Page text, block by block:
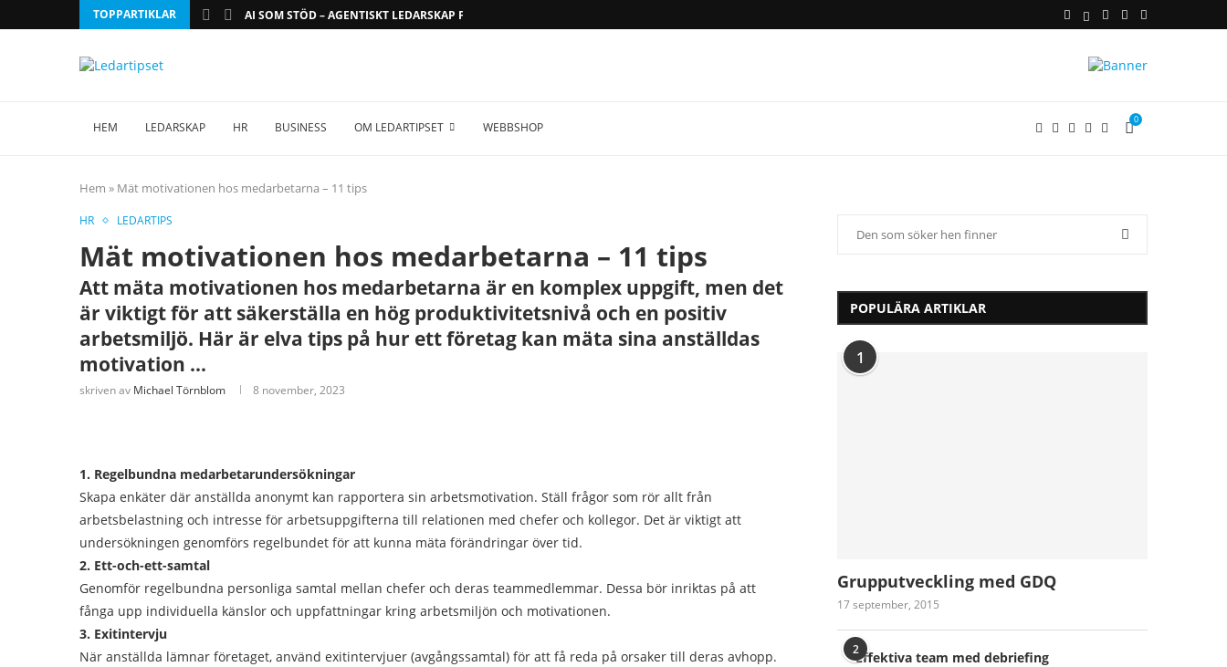
TOPPARTIKLAR AI SOM STÖD – AGENTISKT LEDARSKAP FÖR FRAMTIDEN
HEM LEDARSKAP HR BUSINESS OM LEDARTIPSET WEBBSHOP
0
Hem » Mät motivationen hos medarbetarna – 11 tips
HR LEDARTIPS
Mät motivationen hos medarbetarna – 11 tips
Att mäta motivationen hos medarbetarna är en komplex uppgift, men det
är viktigt för att säkerställa en hög produktivitetsnivå och en positiv
arbetsmiljö. Här är elva tips på hur ett företag kan mäta sina anställdas
motivation ...
skriven av Michael Törnblom 8 november, 2023
1. Regelbundna medarbetarundersökningar
Skapa enkäter där anställda anonymt kan rapportera sin arbetsmotivation. Ställ frågor som rör allt från
arbetsbelastning och intresse för arbetsuppgifterna till relationen med chefer och kollegor. Det är viktigt att
undersökningen genomförs regelbundet för att kunna mäta förändringar över tid.
2. Ett-och-ett-samtal
Genomför regelbundna personliga samtal mellan chefer och deras teammedlemmar. Dessa bör inriktas på att
fånga upp individuella känslor och uppfattningar kring arbetsmiljön och motivationen.
3. Exitintervju
När anställda lämnar företaget, använd exitintervjuer (avgångssamtal) för att få reda på orsaker till deras avhopp.
POPULÄRA ARTIKLAR
1
Grupputveckling med GDQ
17 september, 2015
2Effektiva team med debriefing